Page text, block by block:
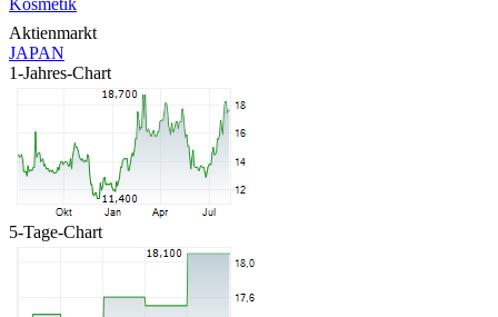
Aktienmarkt
JAPAN
1-Jahres-Chart
5-Tage-Chart